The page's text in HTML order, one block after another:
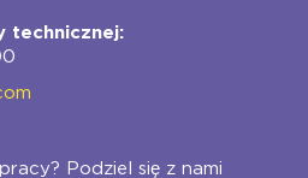
technicznej:
Podziel się z nami